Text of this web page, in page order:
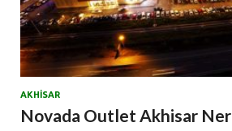
AKHISAR
Novada Outlet Akhisar